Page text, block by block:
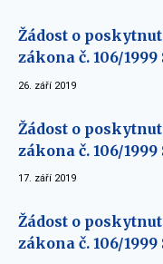
Žádost o
zákona č. 106/1999
26. září 2019
Žádost o
zákona č. 106/1999
17. září 2019
Žádost o
zákona č. 106/1999